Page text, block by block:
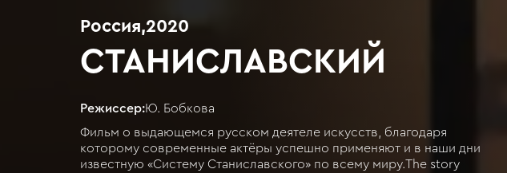
Россия,2020
СТАНИСЛАВСКИЙ
Режиссер:Ю. Бобкова
Фильм о выдающемся русском деятеле искусств, благодаря
которому современные актёры успешно применяют и в наши дни
известную «Систему Станиславского» по всему миру.The story